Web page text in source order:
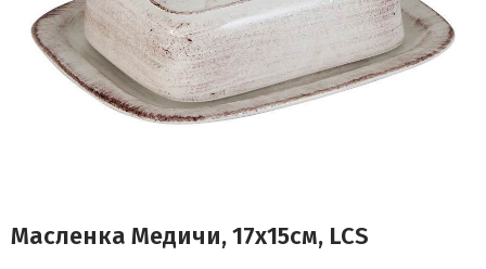
Масленка Медичи, 17х15см, LCS